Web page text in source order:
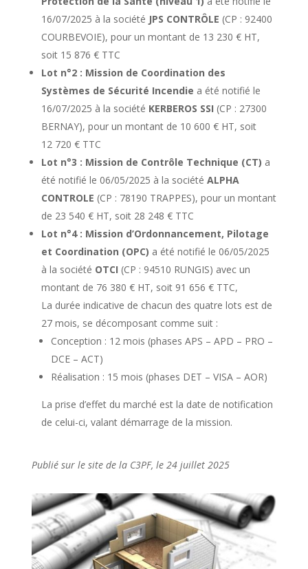
16/07/2025 à la société JPS CONTRÔLE (CP : 92400
COURBEVOIE), pour un montant de 13 230 € HT,
soit 15 876 € TTC
Lot n°2 : Mission de Coordination des
Systèmes de Sécurité Incendie a été notifié le
16/07/2025 à la société KERBEROS SSI (CP : 27300
BERNAY), pour un montant de 10 600 € HT, soit
12 720 € TTC
Lot n°3 : Mission de Contrôle Technique (CT) a
été notifié le 06/05/2025 à la société ALPHA
CONTROLE (CP : 78190 TRAPPES), pour un montant
de 23 540 € HT, soit 28 248 € TTC
Lot n°4 : Mission d’Ordonnancement, Pilotage
et Coordination (OPC) a été notifié le 06/05/2025
à la société OTCI (CP : 94510 RUNGIS) avec un
montant de 76 380 € HT, soit 91 656 € TTC,
La durée indicative de chacun des quatre lots est de
27 mois, se décomposant comme suit :
Conception : 12 mois (phases APS – APD – PRO –
DCE – ACT)
Réalisation : 15 mois (phases DET – VISA – AOR)
La prise d’effet du marché est la date de notification
de celui-ci, valant démarrage de la mission.
Publié sur le site de la C3PF, le 24 juillet 2025